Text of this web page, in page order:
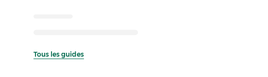
Tous les guides